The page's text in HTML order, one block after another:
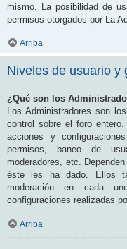
mismo. La posibilidad de
permisos otorgados por La
Arriba
Niveles de usuario y
¿Qué son los
Los Administradores son
control sobre el foro
acciones y
permisos, baneo de
moderadores, etc.
éste les ha dado. Ellos
moderación en cada
configuraciones realizadas
Arriba